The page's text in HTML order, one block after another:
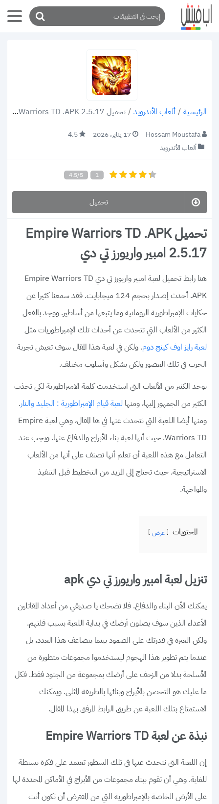
الرئيسية / ألعاب الأندرويد / تحميل Empire Warriors TD .APK 2.5.17 امبير واريورز تي دي
Hossam Moustafa 17 يناير، 2026
4.5
ألعاب الأندرويد
4.5/5 1
تحميل
تحميل Empire Warriors TD .APK
2.5.17 امبير واريورز تي دي
هنا رابط تحميل لعبة امبير واريورز تي دي Empire Warriors TD
.APK أحدث إصدار بحجم 124 ميجابايت. فقد سمعنا كثيرا عن
حكايات الإمبراطورية الرومانية وما يتبعها من أساطير. ووجد بالفعل
الكثير من الألعاب التي تتحدث عن أحداث تلك الإمبراطوريات مثل
لعبة رايز اوف كينج دوم. ولكن في لعبة هذا المقال سوف تعيش تجربة
الحرب في تلك العصور ولكن بشكل وأسلوب مختلف.
يوجد الكثير من الألعاب التي استخدمت كلمة الامبراطورية لكي تجذب
الكثير من الجمهور إليها، ومنها لعبة قيام الإمبراطورية : الجليد والنار.
ومنها أيضا اللعبة التي نتحدث عنها في ها المقال، وهي لعبة Empire
Warriors TD. حيث أنها لعبة بناء الأبراج والدفاع عنها. ويجب عند
التعامل مع هذه اللعبة أن تعلم أنها تصنف على أنها من الألعاب
الاستراتيجية. حيث تحتاج إلى المزيد من التخطيط قبل التنفيذ
والمواجهة.
المحتويات عرض
تنزيل لعبة امبير واريورز تي دي apk
يمكنك الأن البناء والدفاع. فلا تضحك يا صديقي من أعداد المقاتلين
الأعداء الذين سوف يصلون أرضك في بداية اللعبة بسبب قلتهم.
ولكن العبرة في قدرتك على الصمود بينما يتضاعف هذا العدد، بل
عندما يتم تطوير هذا الهجوم ليستخدموا مجموعات متطورة من
الأسلحة بدلا من الزحف على أرضك بمجموعة من الجنود فقط. فكل
ما عليك هو التحصن بالأبراج وبنائها بالطريقة المثلى. ويمكنك
الاستمتاع بتلك اللعبة عن طريق الرابط المرفق بهذا المقال.
نبذة عن لعبة Empire Warriors TD
إن اللعبة التي نتحدث عنها في تلك السطور تعتمد على فكرة بسيطة
للغاية. وهي أن تقوم ببناء مجموعات من الأبراج في الأماكن المحددة لها
على الأرض الخاصة بالإمبراطورية التي من المفترض أن تكون أنت